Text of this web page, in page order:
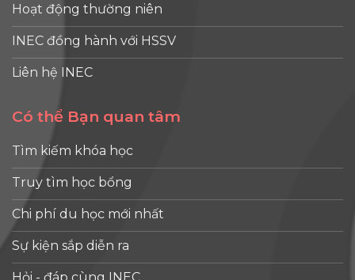
Hoạt động thường niên
INEC đồng hành với HSSV
Liên hệ INEC
Có thể Bạn quan tâm
Tìm kiếm khóa học
Truy tìm học bổng
Chi phí du học mới nhất
Sự kiện sắp diễn ra